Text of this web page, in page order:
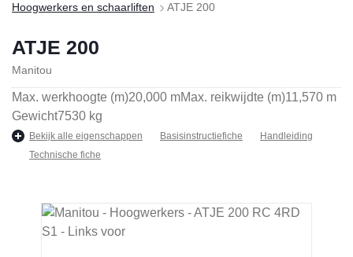
Hoogwerkers en schaarliften ATJE 200
ATJE 200
Manitou
Max. werkhoogte (m)20,000 mMax. reikwijdte (m)11,570 m
Gewicht7530 kg
Bekijk alle eigenschappen Basisinstructiefiche
Handleiding
Technische fiche
Afbeeldingengalerij overslaan